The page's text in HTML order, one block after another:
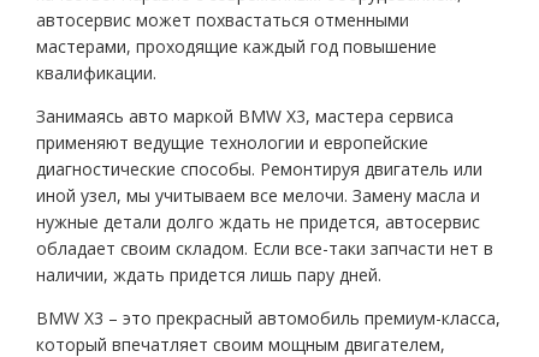
автосервис может похвастаться отменными
мастерами, проходящие каждый год повышение
квалификации.
Занимаясь авто маркой BMW X3, мастера сервиса
применяют ведущие технологии и европейские
диагностические способы. Ремонтируя двигатель или
иной узел, мы учитываем все мелочи. Замену масла и
нужные детали долго ждать не придется, автосервис
обладает своим складом. Если все-таки запчасти нет в
наличии, ждать придется лишь пару дней.
BMW X3 – это прекрасный автомобиль премиум-класса,
который впечатляет своим мощным двигателем,